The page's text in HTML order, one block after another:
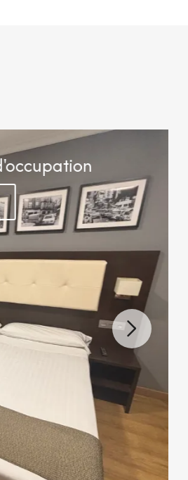
type d’occupation pour
à vos besoins. Ils sont tous
salon, cuisine équipée